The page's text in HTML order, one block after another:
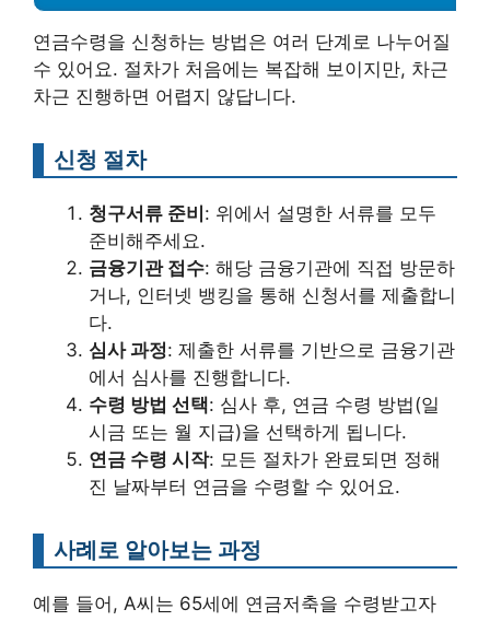
연금수령을 신청하는 방법은 여러 단계로 나누어질
수 있어요. 절차가 처음에는 복잡해 보이지만, 차근
차근 진행하면 어렵지 않답니다.
신청 절차
청구서류 준비: 위에서 설명한 서류를 모두
준비해주세요.
금융기관 접수: 해당 금융기관에 직접 방문하
거나, 인터넷 뱅킹을 통해 신청서를 제출합니
다.
심사 과정: 제출한 서류를 기반으로 금융기관
에서 심사를 진행합니다.
수령 방법 선택: 심사 후, 연금 수령 방법(일
시금 또는 월 지급)을 선택하게 됩니다.
연금 수령 시작: 모든 절차가 완료되면 정해
진 날짜부터 연금을 수령할 수 있어요.
사례로 알아보는 과정
예를 들어, A씨는 65세에 연금저축을 수령받고자